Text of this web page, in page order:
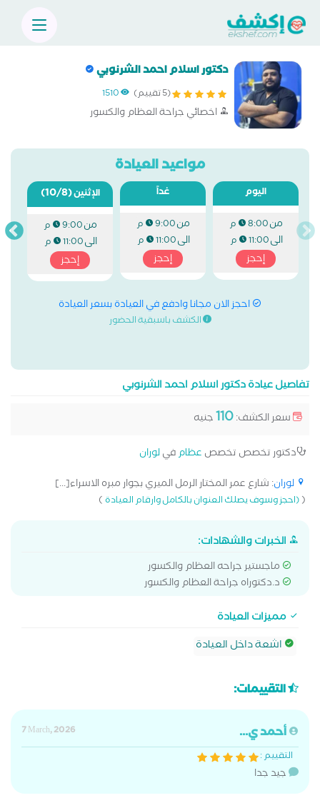
دكتور اسلام احمد الشرنوبي
(5 تقييم) 1510
اخصائي جراحة العظام والكسور
مواعيد العيادة
اليوم
من8:00 م
الى11:00 م
إحجز
غداً
من9:00 م
الى11:00 م
إحجز
الإثنين(10/8)
من9:00 م
الى11:00 م
إحجز
احجز الان مجانا وادفع في العيادة بسعر العيادة
الكشف باسبقية الحضور
تفاصيل عيادة دكتور اسلام احمد الشرنوبي
سعر الكشف:110جنيه
دكتور تخصص تخصص عظامفيلوران
لوران: شارع عمر المختار الرمل الميري بجوار مبره الاسراء[...]
((احجز وسوف يصلك العنوان بالكامل وارقام العيادة)
الخبرات والشهادات:
ماجستير جراحه العظام والكسور
د.دكتوراه جراحة العظام والكسور
مميزات العيادة
اشعة داخل العيادة
التقييمات:
أحمد ي...
7 March, 2026
التقييم :
جيد جدا